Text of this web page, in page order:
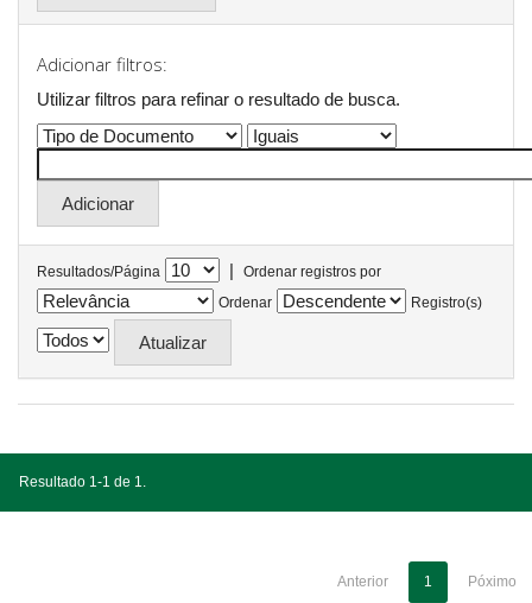
Adicionar filtros:
Utilizar filtros para refinar o resultado de busca.
Resultados/Página |
Ordenar registros por
Ordenar
Registro(s)
Resultado 1-1 de 1.
Anterior 1 Póximo